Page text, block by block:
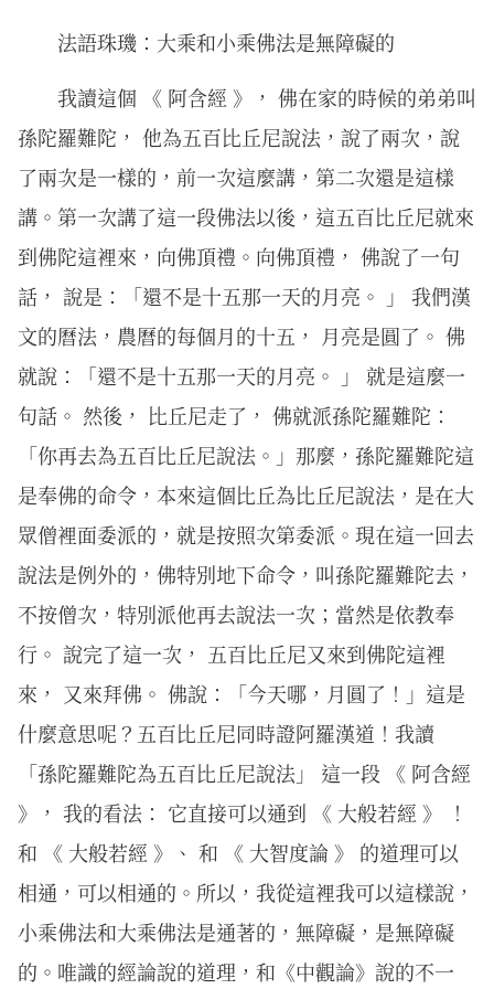
法語珠璣：大乘和小乘佛法是無障礙的
我讀這個 《 阿含經 》， 佛在家的時候的弟弟叫
孫陀羅難陀， 他為五百比丘尼說法，說了兩次，說
了兩次是一樣的，前一次這麼講，第二次還是這樣
講。第一次講了這一段佛法以後，這五百比丘尼就來
到佛陀這裡來，向佛頂禮。向佛頂禮， 佛說了一句
話， 說是：「還不是十五那一天的月亮。 」 我們漢
文的曆法，農曆的每個月的十五， 月亮是圓了。 佛
就說：「還不是十五那一天的月亮。 」 就是這麼一
句話。 然後， 比丘尼走了， 佛就派孫陀羅難陀：
「你再去為五百比丘尼說法。」那麼，孫陀羅難陀這
是奉佛的命令，本來這個比丘為比丘尼說法，是在大
眾僧裡面委派的，就是按照次第委派。現在這一回去
說法是例外的，佛特別地下命令，叫孫陀羅難陀去，
不按僧次，特別派他再去說法一次；當然是依教奉
行。 說完了這一次， 五百比丘尼又來到佛陀這裡
來， 又來拜佛。 佛說：「今天哪，月圓了！」這是
什麼意思呢？五百比丘尼同時證阿羅漢道！我讀
「孫陀羅難陀為五百比丘尼說法」 這一段 《 阿含經
》， 我的看法： 它直接可以通到 《 大般若經 》 ！
和 《 大般若經 》、 和 《 大智度論 》 的道理可以
相通，可以相通的。所以，我從這裡我可以這樣說，
小乘佛法和大乘佛法是通著的，無障礙，是無障礙
的。唯識的經論說的道理，和《中觀論》說的不一